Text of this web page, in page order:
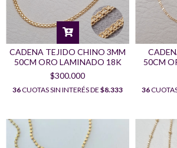
CADENA TEJIDO CHINO 3MM
50CM ORO LAMINADO 18K
$300.000
36CUOTAS SIN INTERÉS DE $8.333
50CM
36